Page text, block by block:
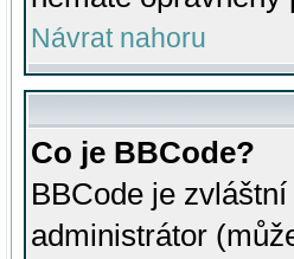
Návrat nahoru
Co je BBCode?
BBCode je
administrátor